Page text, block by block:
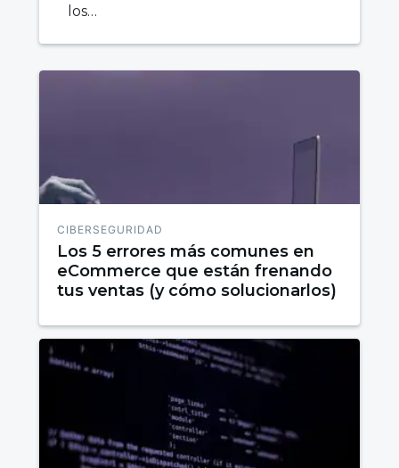
los…
CIBERSEGURIDAD
Los 5 errores más comunes en
eCommerce que están frenando
tus ventas (y cómo solucionarlos)